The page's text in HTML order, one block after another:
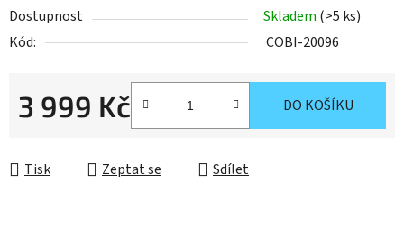
Dostupnost Skladem (>5 ks)
Kód:
COBI-20096
3 999 Kč DO KOŠÍKU
Tisk Zeptat se Sdílet